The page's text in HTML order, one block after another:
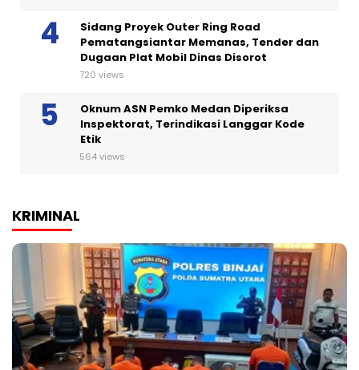
Sidang Proyek Outer Ring Road
Pematangsiantar Memanas, Tender dan
Dugaan Plat Mobil Dinas Disorot
720 views
Oknum ASN Pemko Medan Diperiksa
Inspektorat, Terindikasi Langgar Kode
Etik
564 views
KRIMINAL